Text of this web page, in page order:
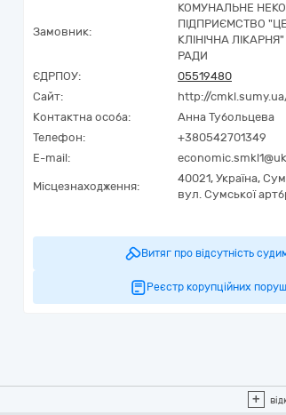
Замовник:
КОМУНАЛЬНЕ
ПІДПРИЄМСТВО
КЛІНІЧНА
РАДИ
ЄДРПОУ:
05519480
Сайт:
http://
Контактна особа:
Анна Тубольцева
Телефон:
+380542701349
E-mail:
Місцезнаходження:
40021, Україна,
вул. Сумської
Витяг про відсутність
Реєстр корупційних
+